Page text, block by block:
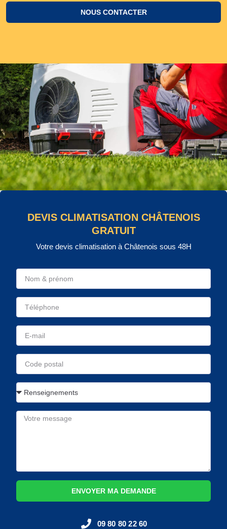
NOUS CONTACTER
DEVIS CLIMATISATION CHÂTENOIS
GRATUIT
Votre devis climatisation à Châtenois sous 48H
ENVOYER MA DEMANDE
09 80 80 22 60